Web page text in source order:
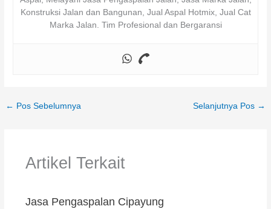
Konstruksi Jalan dan Bangunan, Jual Aspal Hotmix, Jual Cat
Marka Jalan. Tim Profesional dan Bergaransi
← Pos Sebelumnya Selanjutnya Pos →
Artikel Terkait
Jasa Pengaspalan Cipayung